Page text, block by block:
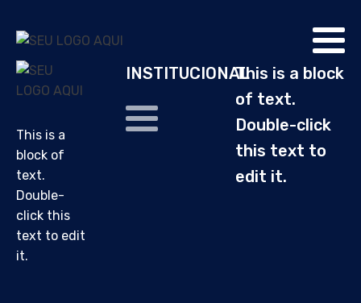
This is a
block of
text.
Double-
click this
text to edit
it.
INSTITUCIONALThis is a block
of text.
Double-click
this text to
edit it.